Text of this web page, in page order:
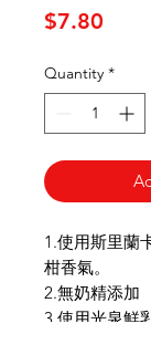
$7.80
Quantity *
1.使用斯里蘭
柑香氣。
2.無奶精添加
3.使用光泉鮮乳